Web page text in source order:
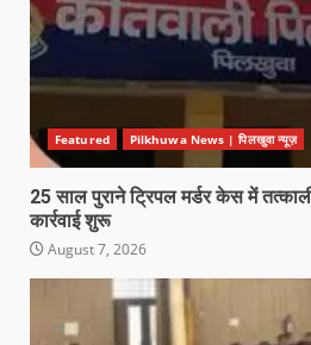
Featured Pilkhuwa News | पिलखुवा न्यूज़
25 साल पुराने ट्रिपल मर्डर केस में
कार्रवाई शुरू
August 7, 2026